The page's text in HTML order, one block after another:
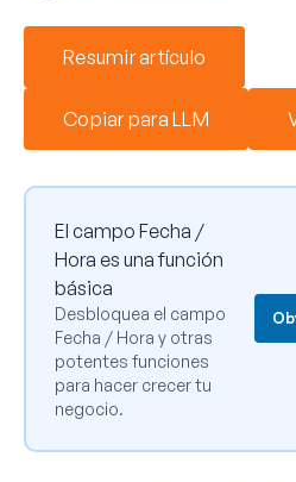
Resumir artículo
Copiar para LLM
El campo Fecha /
Hora es una función
básica
Desbloquea el campo
Fecha / Hora y otras
potentes funciones
para hacer crecer tu
negocio.